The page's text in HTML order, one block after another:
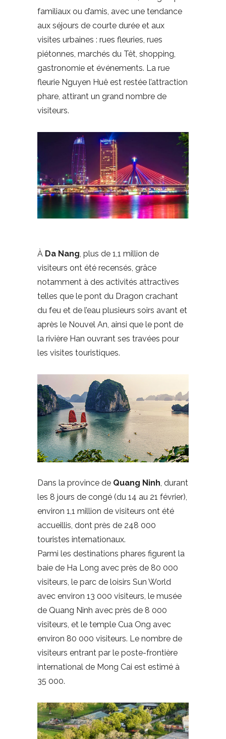
familiaux ou d’amis, avec une tendance
aux séjours de courte durée et aux
visites urbaines : rues fleuries, rues
piétonnes, marchés du Têt, shopping,
gastronomie et événements. La rue
fleurie Nguyen Huê est restée l’attraction
phare, attirant un grand nombre de
visiteurs.
À Da Nang, plus de 1,1 million de
visiteurs ont été recensés, grâce
notamment à des activités attractives
telles que le pont du Dragon crachant
du feu et de l’eau plusieurs soirs avant et
après le Nouvel An, ainsi que le pont de
la rivière Han ouvrant ses travées pour
les visites touristiques.
Dans la province de Quang Ninh, durant
les 8 jours de congé (du 14 au 21 février),
environ 1,1 million de visiteurs ont été
accueillis, dont près de 248 000
touristes internationaux.
Parmi les destinations phares figurent la
baie de Ha Long avec près de 80 000
visiteurs, le parc de loisirs Sun World
avec environ 13 000 visiteurs, le musée
de Quang Ninh avec près de 8 000
visiteurs, et le temple Cua Ong avec
environ 80 000 visiteurs. Le nombre de
visiteurs entrant par le poste-frontière
international de Mong Cai est estimé à
35 000.